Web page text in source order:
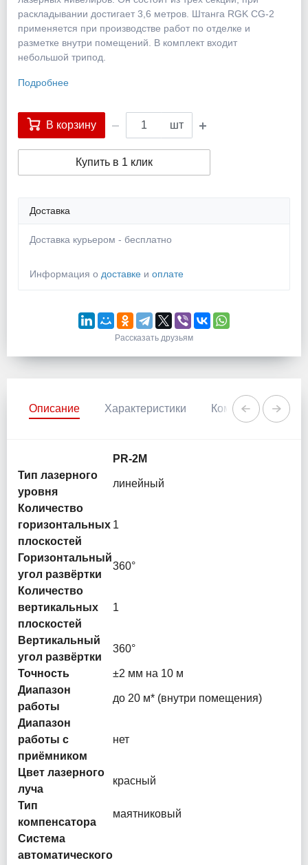
раскладывании достигает 3,6 метров. Штанга RGK CG-2
применяется при производстве работ по отделке и
разметке внутри помещений. В комплект входит
небольшой трипод.
Подробнее
В корзину шт
Купить в 1 клик
Доставка
Доставка курьером - бесплатно
Информация о доставке и оплате
Рассказать друзьям
Описание Характеристики Комментарии
PR-2M
Тип лазерного
уровня
линейный
Количество
горизонтальных
плоскостей
1
Горизонтальный
угол развёртки
360°
Количество
вертикальных
плоскостей
1
Вертикальный
угол развёртки
360°
Точность
±2 мм на 10 м
Диапазон
работы
до 20 м* (внутри помещения)
Диапазон
работы с
приёмником
нет
Цвет лазерного
луча
красный
Тип
компенсатора
маятниковый
Система
автоматического